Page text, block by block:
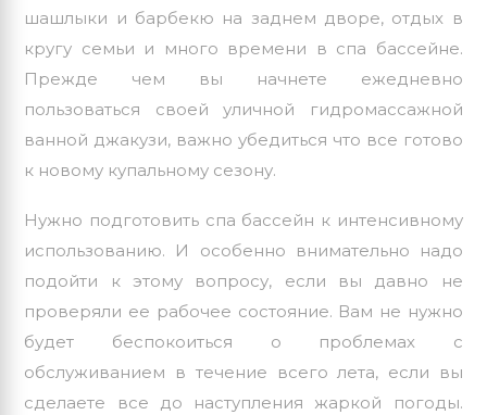
шашлыки и барбекю на заднем дворе, отдых в
кругу семьи и много времени в спа бассейне.
Прежде чем вы начнете ежедневно
пользоваться своей уличной гидромассажной
ванной джакузи, важно убедиться что все готово
к новому купальному сезону.
Нужно подготовить спа бассейн к интенсивному
использованию. И особенно внимательно надо
подойти к этому вопросу, если вы давно не
проверяли ее рабочее состояние. Вам не нужно
будет беспокоиться о проблемах с
обслуживанием в течение всего лета, если вы
сделаете все до наступления жаркой погоды.